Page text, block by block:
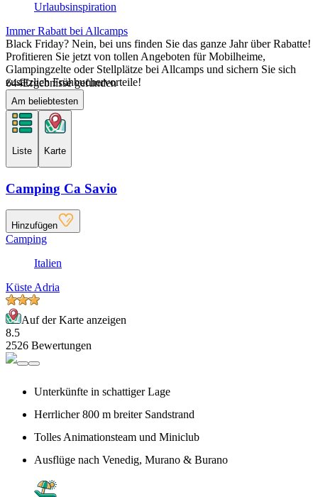
Urlaubsinspiration
Immer Rabatt bei Allcamps
Black Friday? Nein, bei uns finden Sie das ganze Jahr über Rabatte!
Profitieren Sie jetzt von tollen Angeboten für Mobilheime,
Glampingzelte oder Stellplätze bei Allcamps und sichern Sie sich
zusätzlich Frühbuchervorteile!
644Ergebnisse gefunden
Am beliebtesten
Liste Karte
Camping Ca Savio
Hinzufügen
Camping
Italien
Küste Adria
Auf der Karte anzeigen
8.5
2526 Bewertungen
Unterkünfte in schattiger Lage
Herrlicher 800 m breiter Sandstrand
Tolles Animationsteam und Miniclub
Ausflüge nach Venedig, Murano & Burano